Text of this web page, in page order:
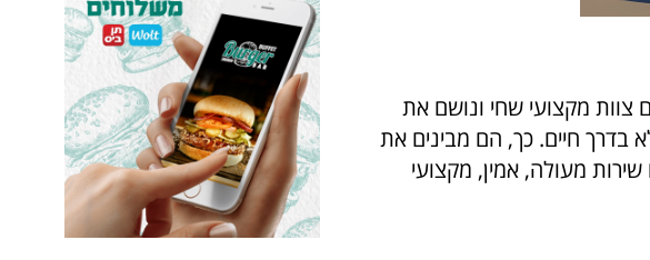
צוות מקצועי שחי ונושם את
בדרך חיים. כך, הם מבינים את
מעולה, אמין, מקצועי